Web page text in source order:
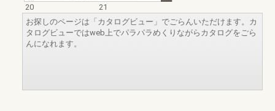
20
21
お探しのページは「カタログビュー」でごらんいただけます。カ
タログビューではweb上でパラパラめくりながらカタログをごら
んになれます。